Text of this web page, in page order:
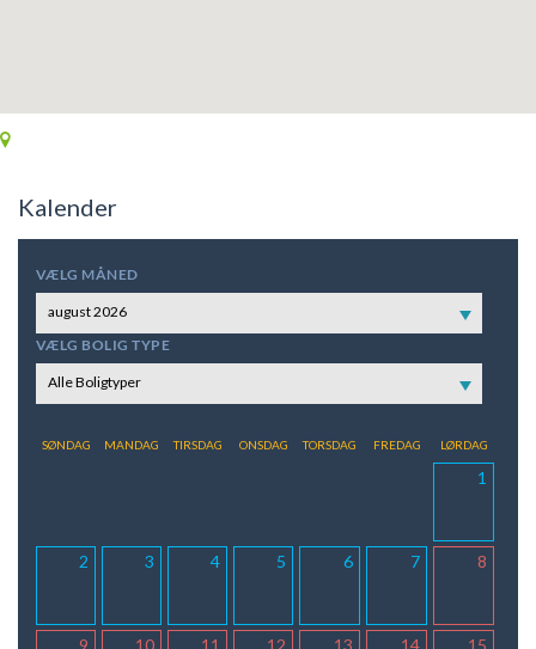
Kalender
VÆLG MÅNED
august 2026
VÆLG BOLIG TYPE
Alle Boligtyper
SØNDAG MANDAG TIRSDAG ONSDAG TORSDAG FREDAG LØRDAG
1
2 3 4 5 6 7 8